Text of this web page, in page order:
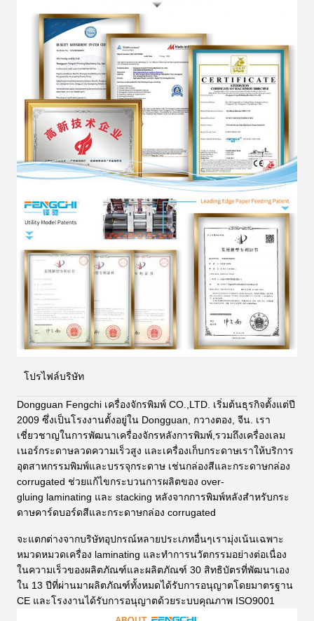
โปรไฟล์บริษัท
Dongguan Fengchi เครื่องจักรพิมพ์ CO.,LTD. เริ่มต้นธุรกิจตั้งแต่ปี
2009 ซึ่งเป็นโรงงานตั้งอยู่ใน Dongguan, กวางตอง, จีน. เรา
เชี่ยวชาญในการพัฒนาเครื่องจักรหลังการพิมพ์,รวมถึงเครื่องเลม
เนอร์กระดาษลวดความเร็วสูง และเครื่องเก็บกระดาษเราให้บริการ
อุตสาหกรรมพิมพ์และบรรจุกระดาษ เช่นกล่องสีและกระดาษกล่อง
corrugated ช่วยแก้ไขกระบวนการผลิตของ over-
gluing laminating และ stacking หลังจากการพิมพ์หลังสําหรับกระ
ดาษคาร์ดบอร์ดสีและกระดาษกล่อง corrugated
จะแตกต่างจากบริษัทอุปกรณ์หลายประเภทอื่นๆเรามุ่งเน้นเฉพาะ
หมวดหมวดเครื่อง laminating และทําการนวัตกรรมอย่างต่อเนื่อง
ในความเร็วของผลิตภัณฑ์และผลิตภัณฑ์ 30 สิทธิบัตรที่พัฒนาเอง
ใน 13 ปีที่ผ่านมาผลิตภัณฑ์ทั้งหมดได้รับการอนุญาตโดยมาตรฐาน
CE และโรงงานได้รับการอนุญาตด้วยระบบคุณภาพ ISO9001